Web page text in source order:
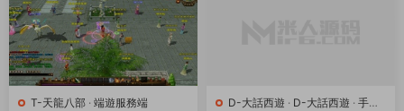
T-天龍八部 · 端遊服務端
D-大話西遊 · D-大話西遊 · 手遊